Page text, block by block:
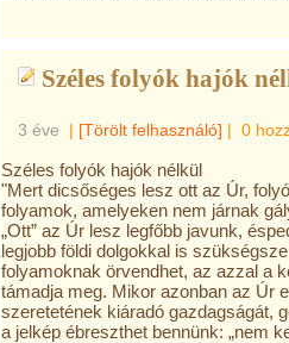
Széles folyók hajók
3 éve | [Törölt felhasználó] | 0
Széles folyók hajók nélkül
"Mert dicsőséges lesz ott az Úr,
folyamok, amelyeken nem járnak
„Ott” az Úr lesz legfőbb javunk,
legjobb földi dolgokkal is
folyamoknak örvendhet, az azzal a
támadja meg. Mikor azonban az Úr
szeretetének kiáradó gazdagságát,
a jelkép ébreszthet bennünk: „nem